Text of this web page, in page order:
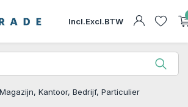
Incl.Excl.BTW
15.000m2 op Voorraad | Bezorgen of